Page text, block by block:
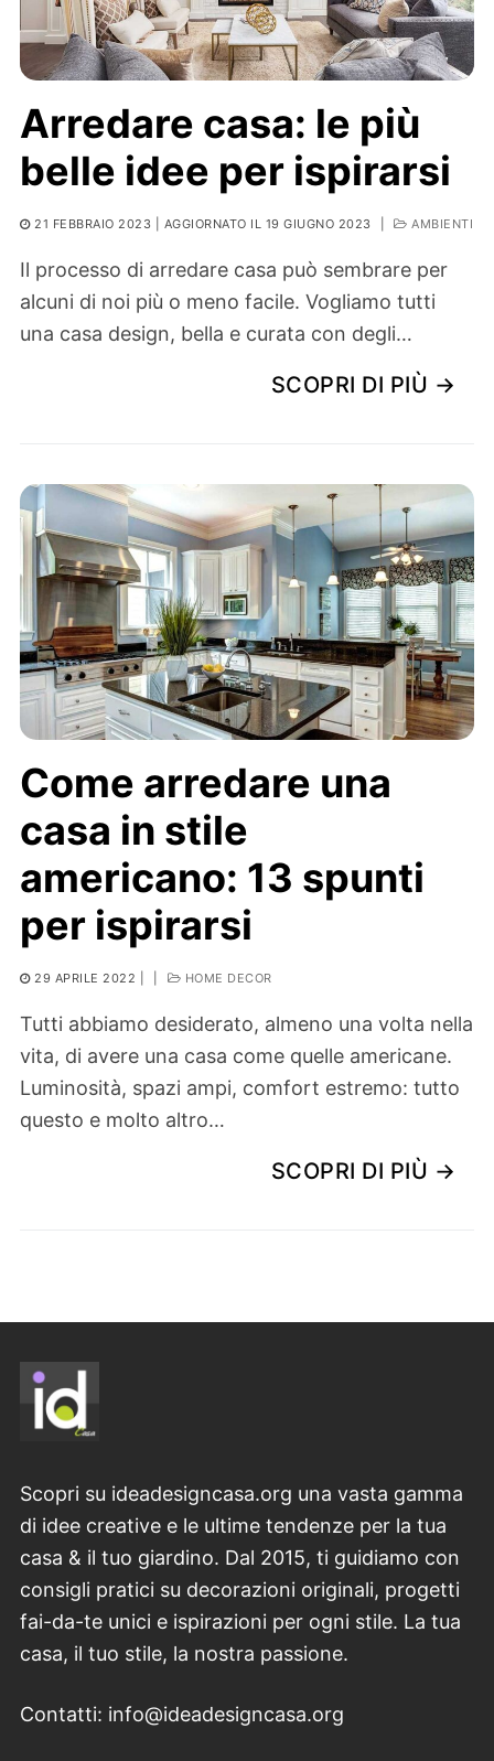
Arredare casa: le più
belle idee per ispirarsi
21 FEBBRAIO 2023 | AGGIORNATO IL 19 GIUGNO 2023 AMBIENTI
Il processo di arredare casa può sembrare per
alcuni di noi più o meno facile. Vogliamo tutti
una casa design, bella e curata con degli…
SCOPRI DI PIÙ →
Come arredare una
casa in stile
americano: 13 spunti
per ispirarsi
29 APRILE 2022 HOME DECOR
Tutti abbiamo desiderato, almeno una volta nella
vita, di avere una casa come quelle americane.
Luminosità, spazi ampi, comfort estremo: tutto
questo e molto altro…
SCOPRI DI PIÙ →
Scopri su ideadesigncasa.org una vasta gamma
di idee creative e le ultime tendenze per la tua
casa & il tuo giardino. Dal 2015, ti guidiamo con
consigli pratici su decorazioni originali, progetti
fai-da-te unici e ispirazioni per ogni stile. La tua
casa, il tuo stile, la nostra passione.
Contatti: info@ideadesigncasa.org